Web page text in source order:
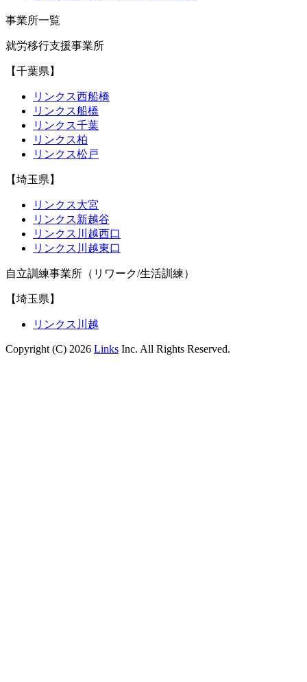
事業所一覧
就労移行支援事業所
【千葉県】
リンクス西船橋
リンクス船橋
リンクス千葉
リンクス柏
リンクス松戸
【埼玉県】
リンクス大宮
リンクス新越谷
リンクス川越西口
リンクス川越東口
自立訓練事業所（リワーク/生活訓練）
【埼玉県】
リンクス川越
Copyright (C) 2026 Links Inc. All Rights Reserved.